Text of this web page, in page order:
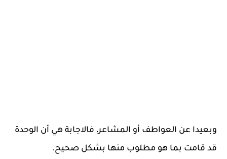
وبعيدا عن العواطف أو المشاعر، فالاجابة هي أن الوحدة
قد قامت بما هو مطلوب منها بشكل صحيح.